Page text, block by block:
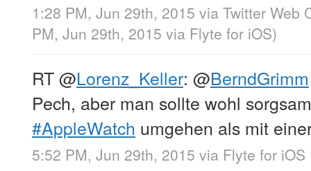
1:28 PM, Jun 29th, 2015 via Twitter Web
PM, Jun 29th, 2015 via Flyte for iOS)
RT@Lorenz_Keller: @BerndGrimm
Pech, aber man sollte wohl
#AppleWatch umgehen als mit
5:52 PM, Jun 29th, 2015 via Flyte for iOS